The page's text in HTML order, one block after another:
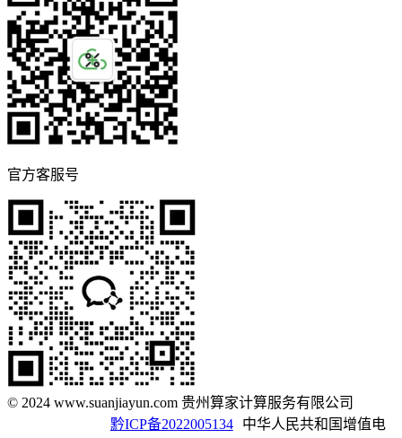
官方客服号
© 2024 www.suanjiayun.com 贵州算家计算服务有限公司
黔ICP备2022005134
中华人民共和国增值电